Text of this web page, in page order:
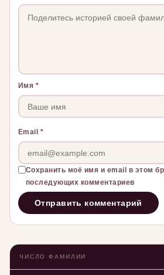
Имя *
Email *
Сохранить моё имя и email в этом
последующих комментариев
ЧИСЛО ФАМИЛИИ